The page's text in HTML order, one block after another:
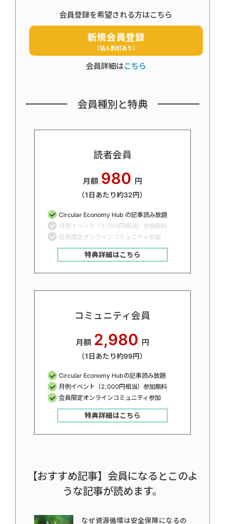
会員登録を希望される方はこちら
新規会員登録
（法人割引あり）
会員詳細はこちら
会員種別と特典
読者会員
月額 980 円
（1日あたり約32円）
Circular Economy Hub の記事読み放題
月例イベント（2,000円相当）参加無料
会員限定オンラインコミュニティ参加
特典詳細はこちら
コミュニティ会員
月額 2,980 円
（1日あたり約99円）
Circular Economy Hubの記事読み放題
月例イベント（2,000円相当）参加無料
会員限定オンラインコミュニティ参加
特典詳細はこちら
【おすすめ記事】会員になるとこのよ
うな記事が読めます。
なぜ資源循環は安全保障になるの